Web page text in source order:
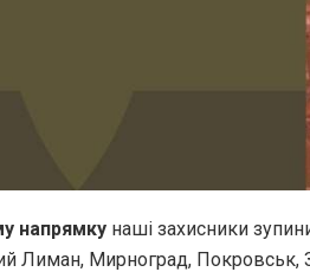
напрямку наші захисники
Лиман, Мирноград, Покровськ,